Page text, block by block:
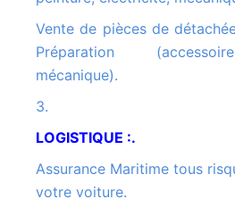
Vente de pièces de détachée (tarif direct USA),
Préparation
mécanique).
3.
LOGISTIQUE :.
Assurance Maritime tous risques sur la valeur de
votre voiture.